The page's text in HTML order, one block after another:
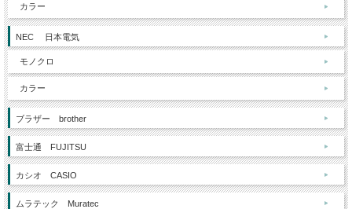
カラー
NEC 日本電気
モノクロ
カラー
ブラザー brother
富士通 FUJITSU
カシオ CASIO
ムラテック Muratec